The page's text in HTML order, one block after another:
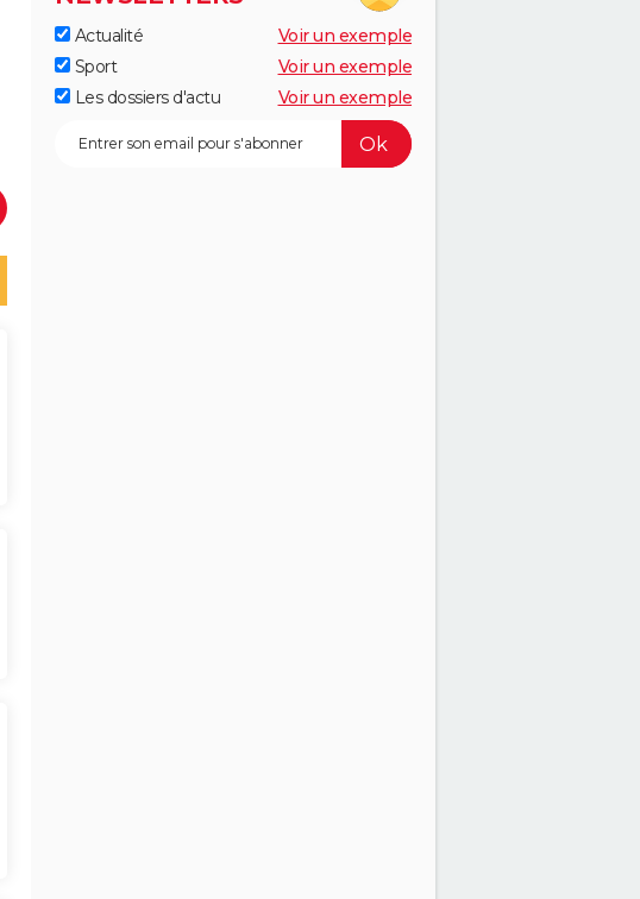
Actualité
Voir un exemple
Sport
Voir un exemple
Les dossiers d'actu
Voir un exemple